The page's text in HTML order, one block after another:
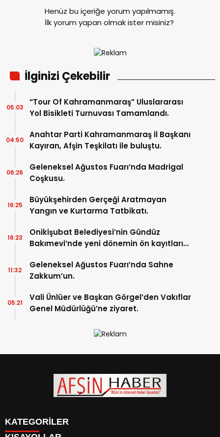
Henüz bu içeriğe yorum yapılmamış.
İlk yorum yapan olmak ister misiniz?
İlginizi Çekebilir
“Tour Of Kahramanmaraş” Uluslararası
Yol Bisikleti Turnuvası Tamamlandı.
05:03
Anahtar Parti Kahramanmaraş İl Başkanı
Kayıran, Afşin Teşkilatı ile buluştu.
04:50
Geleneksel Ağustos Fuarı’nda Madrigal
Coşkusu.
06:26
Büyükşehirden Gerçeği Aratmayan
Yangın ve Kurtarma Tatbikatı.
16:25
Onikişubat Belediyesi’nin Gündüz
Bakımevi’nde yeni dönemin ön kayıtları
16:23
Geleneksel Ağustos Fuarı’nda Sahne
Zakkum’un.
11:32
Vali Ünlüer ve Başkan Görgel’den Vakıflar
Genel Müdürlüğü’ne ziyaret.
05:21
KATEGORİLER